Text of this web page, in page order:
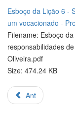
Esboço da Lição 6 -
um vocacionado -
Filename: Esboço
responsabilidades
Oliveira.pdf
Size: 474.24 KB
Ant